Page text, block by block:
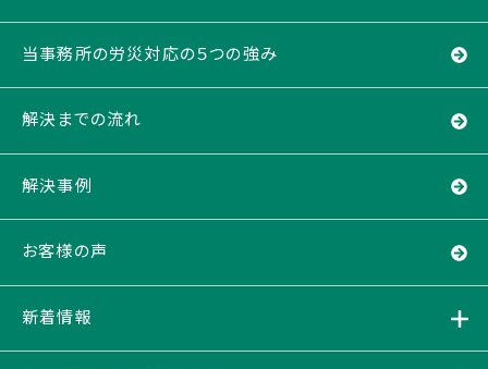
当事務所の労災対応の５つの強み
解決までの流れ
解決事例
お客様の声
新着情報